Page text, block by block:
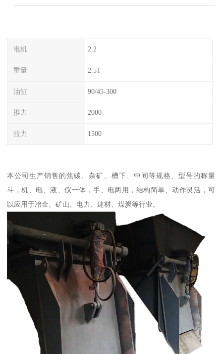
电机 2.2
重量 2.5T
油缸 90/45-300
推力 2000
拉力 1500
本公司生产销售的焦碳、杂矿、槽下、中间等规格、型号的称量
斗，机、电、液、仪一体，手、电两用，结构简单、动作灵活，可
以应用于冶金、矿山、电力、建材、煤炭等行业。